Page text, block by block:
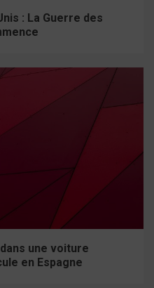
: La Guerre des
une voiture
en Espagne